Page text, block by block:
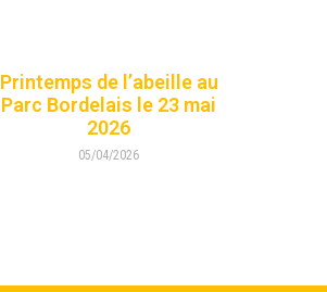
Printemps de l’abeille au
Parc Bordelais le 23 mai
2026
05/04/2026